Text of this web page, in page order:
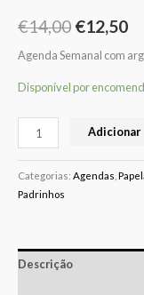
€14,00 €12,50
Agenda Semanal com
Disponível por
Adicionar
Categorias: Agendas
Padrinhos
Descrição